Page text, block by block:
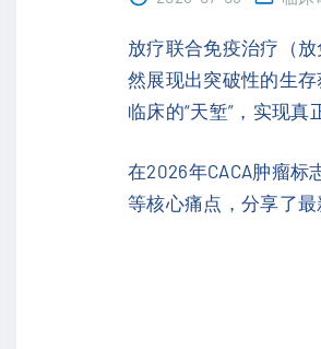
放疗联合免疫治疗（
然展现出突破性的生
临床的“天堑”，实现
在2026年CACA肿瘤
等核心痛点，分享了